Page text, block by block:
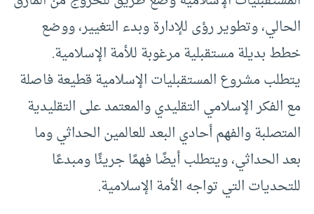
الحالي، وتطوير رؤى للإدارة وبدء التغيير، ووضع
خطط بديلة مستقبلية مرغوبة للأمة الإسلامية.
يتطلب مشروع المستقبليات الإسلامية قطيعة فاصلة
مع الفكر الإسلامي التقليدي والمعتمد على التقليدية
المتصلبة والفهم أحادي البعد للعالمين الحداثي وما
بعد الحداثي، ويتطلب أيضًا فهمًا جريئًا ومبدعًا
للتحديات التي تواجه الأمة الإسلامية.